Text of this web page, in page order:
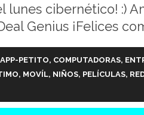
lunes cibernético! :)
Genius ¡Felices
APP-PETITO, COMPUTADORAS,
, MOVÍL, NIÑOS, PELÍCULAS,